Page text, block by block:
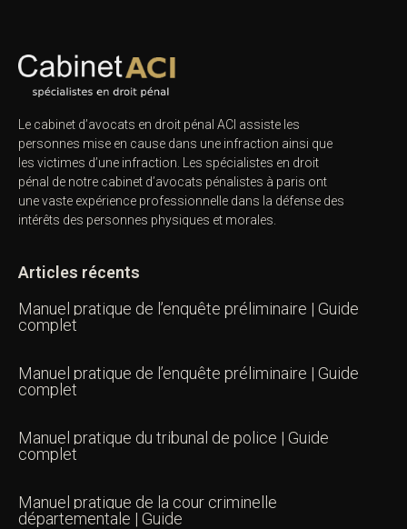
Le cabinet d’avocats en droit pénal ACI assiste les
personnes mise en cause dans une infraction ainsi que
les victimes d’une infraction. Les spécialistes en droit
pénal de notre cabinet d’avocats pénalistes à paris ont
une vaste expérience professionnelle dans la défense des
intérêts des personnes physiques et morales.
Articles récents
Manuel pratique de l’enquête préliminaire | Guide
complet
Manuel pratique de l’enquête préliminaire | Guide
complet
Manuel pratique du tribunal de police | Guide
complet
Manuel pratique de la cour criminelle
départementale | Guide